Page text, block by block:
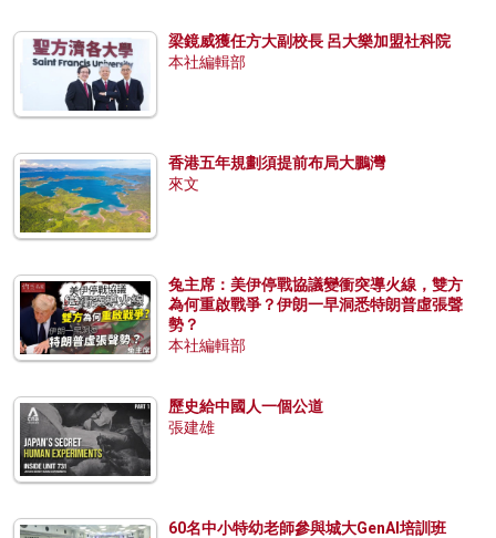
梁鏡威獲任方大副校長 呂大樂加盟社科院
本社編輯部
香港五年規劃須提前布局大鵬灣
來文
兔主席：美伊停戰協議變衝突導火線，雙方
為何重啟戰爭？伊朗一早洞悉特朗普虛張聲
勢？
本社編輯部
歷史給中國人一個公道
張建雄
60名中小特幼老師參與城大GenAI培訓班